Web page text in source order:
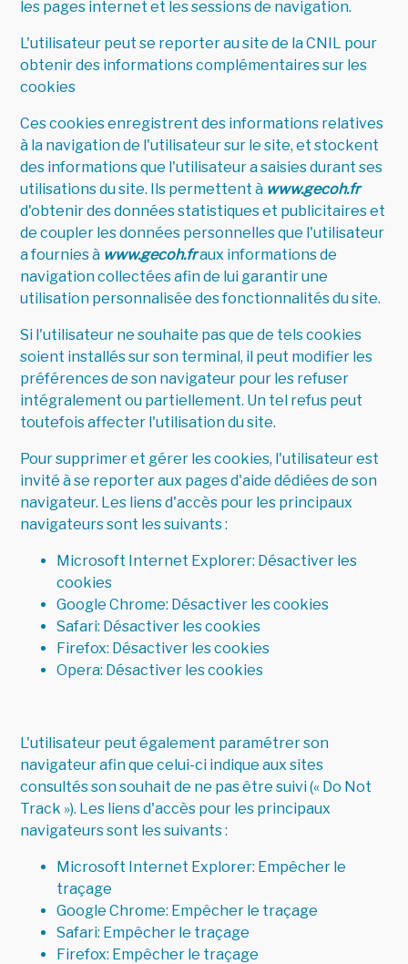
les pages internet et les sessions de navigation.
L'utilisateur peut se reporter au site de la CNIL pour
obtenir des informations complémentaires sur les
cookies
Ces cookies enregistrent des informations relatives
à la navigation de l'utilisateur sur le site, et stockent
des informations que l'utilisateur a saisies durant ses
utilisations du site. Ils permettent à www.gecoh.fr
d'obtenir des données statistiques et publicitaires et
de coupler les données personnelles que l'utilisateur
a fournies à www.gecoh.fraux informations de
navigation collectées afin de lui garantir une
utilisation personnalisée des fonctionnalités du site.
Si l'utilisateur ne souhaite pas que de tels cookies
soient installés sur son terminal, il peut modifier les
préférences de son navigateur pour les refuser
intégralement ou partiellement. Un tel refus peut
toutefois affecter l'utilisation du site.
Pour supprimer et gérer les cookies, l'utilisateur est
invité à se reporter aux pages d'aide dédiées de son
navigateur. Les liens d'accès pour les principaux
navigateurs sont les suivants :
Microsoft Internet Explorer: Désactiver les
cookies
Google Chrome: Désactiver les cookies
Safari: Désactiver les cookies
Firefox: Désactiver les cookies
Opera: Désactiver les cookies
L'utilisateur peut également paramétrer son
navigateur afin que celui-ci indique aux sites
consultés son souhait de ne pas être suivi (« Do Not
Track »). Les liens d'accès pour les principaux
navigateurs sont les suivants :
Microsoft Internet Explorer: Empêcher le
traçage
Google Chrome: Empêcher le traçage
Safari: Empêcher le traçage
Firefox: Empêcher le traçage